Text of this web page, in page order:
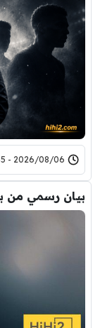
2026/08/06 - 13:55
بيان رسمي من